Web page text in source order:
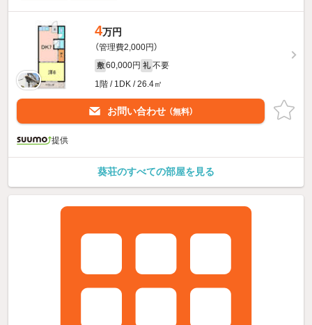
4万円
（管理費2,000円）
敷 60,000円 礼 不要
1階 / 1DK / 26.4㎡
お問い合わせ （無料）
提供
葵荘のすべての部屋を見る